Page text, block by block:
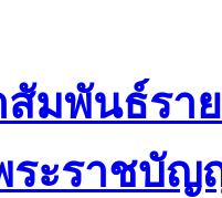
สัมพันธ์ร
ระราชบั